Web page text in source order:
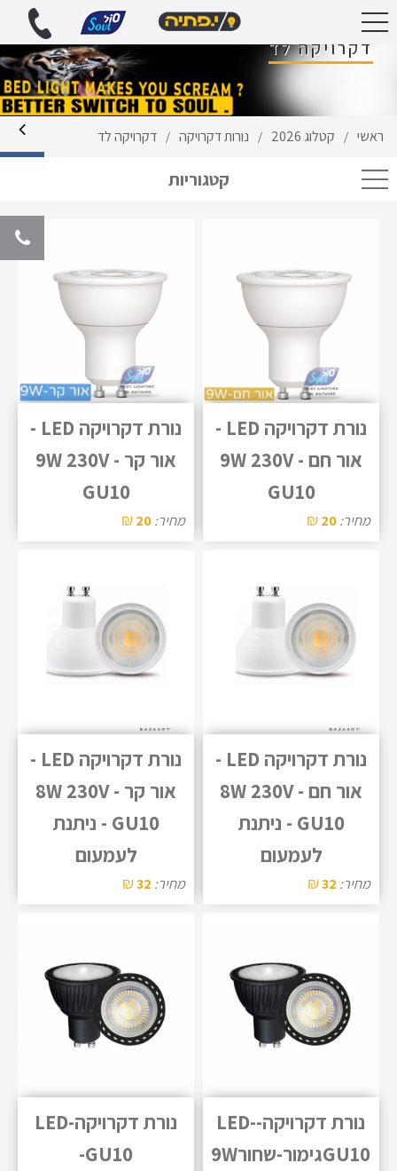
דקרויקה לד
ראשי / קטלוג 2026 / נורות דקרויקה / דקרויקה לד
קטגוריות
נורת דקרויקה LED -
אור חם - 9W 230V
GU10
מחיר:20
₪
נורת דקרויקה LED -
אור קר - 9W 230V
GU10
מחיר:20
₪
נורת דקרויקה LED -
אור חם - 8W 230V
GU10 - ניתנת
לעמעום
מחיר: 32
₪
נורת דקרויקה LED -
אור קר - 8W 230V
GU10 - ניתנת
לעמעום
מחיר: 32
₪
נורת דקרויקה-LED-
GU10גימור-שחור9W
נורת דקרויקהLED-
GU10-